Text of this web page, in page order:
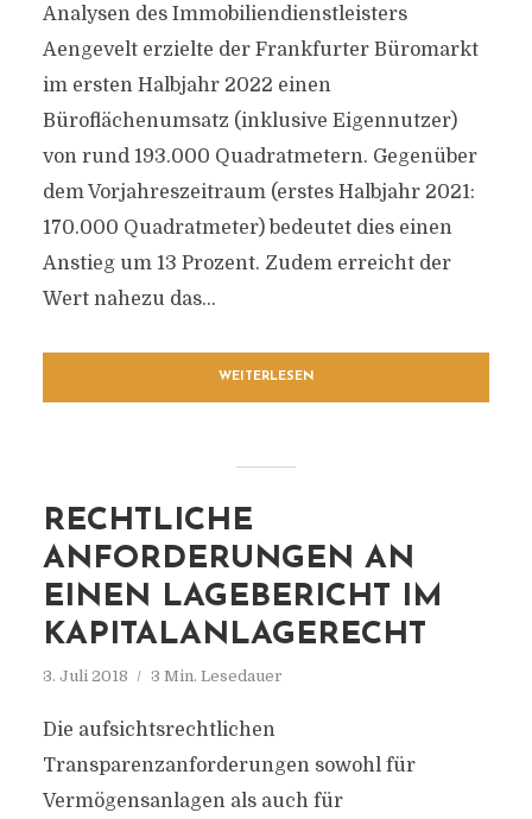
Analysen des Immobiliendienstleisters
Aengevelt erzielte der Frankfurter Büromarkt
im ersten Halbjahr 2022 einen
Büroflächenumsatz (inklusive Eigennutzer)
von rund 193.000 Quadratmetern. Gegenüber
dem Vorjahreszeitraum (erstes Halbjahr 2021:
170.000 Quadratmeter) bedeutet dies einen
Anstieg um 13 Prozent. Zudem erreicht der
Wert nahezu das...
WEITERLESEN
RECHTLICHE
ANFORDERUNGEN AN
EINEN LAGEBERICHT IM
KAPITALANLAGERECHT
3. Juli 2018 3 Min. Lesedauer
Die aufsichtsrechtlichen
Transparenzanforderungen sowohl für
Vermögensanlagen als auch für